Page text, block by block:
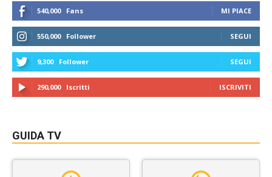
540,000 Fans MI PIACE
550,000 Follower SEGUI
9,300 Follower SEGUI
290,000 Iscritti ISCRIVITI
GUIDA TV